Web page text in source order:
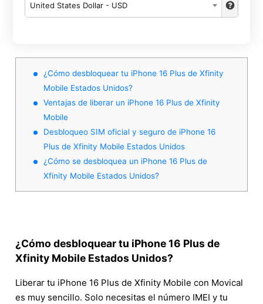
United States Dollar - USD
¿Cómo desbloquear tu iPhone 16 Plus de Xfinity
Mobile Estados Unidos?
Ventajas de liberar un iPhone 16 Plus de Xfinity
Mobile
Desbloqueo SIM oficial y seguro de iPhone 16
Plus de Xfinity Mobile Estados Unidos
¿Cómo se desbloquea un iPhone 16 Plus de
Xfinity Mobile Estados Unidos?
¿Cómo desbloquear tu iPhone 16 Plus de
Xfinity Mobile Estados Unidos?
Liberar tu iPhone 16 Plus de Xfinity Mobile con Movical
es muy sencillo. Solo necesitas el número IMEI y tu